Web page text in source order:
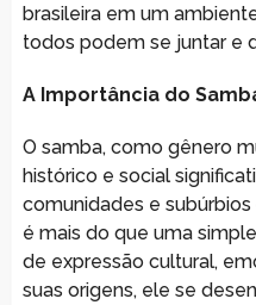
brasileira em um
todos podem se juntar e
A Importância do
O samba, como gênero
histórico e social
comunidades e
é mais do que uma
de expressão cultural,
suas origens, ele se